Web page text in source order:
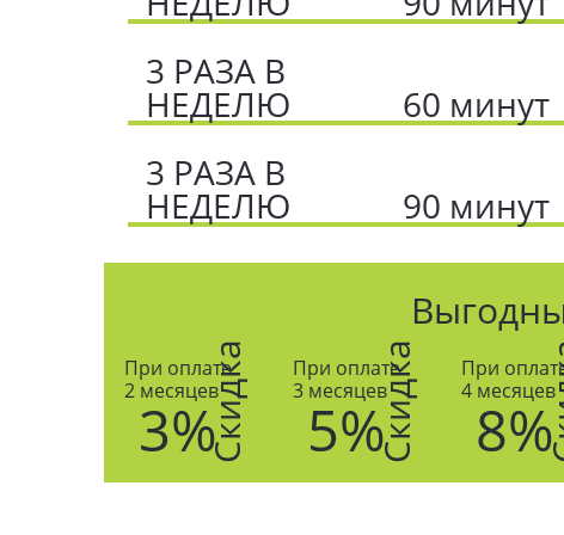
3 РАЗА В
НЕДЕЛЮ 60 минут
3 РАЗА В
НЕДЕЛЮ 90 минут
При оплате
2 месяцев
3%Скидка
При оплате
3 месяцев
5%Скидка
При
4 месяцев
8%